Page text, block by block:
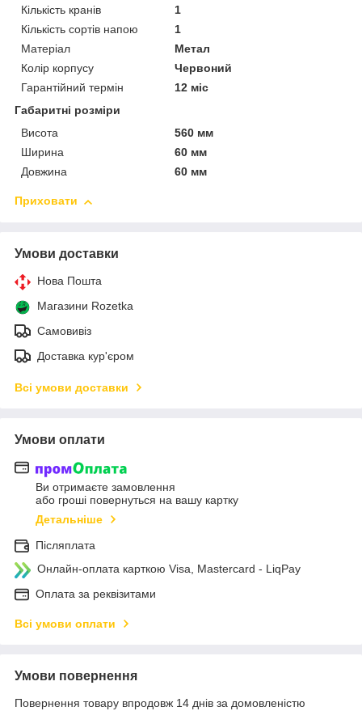
Кількість кранів
1
Кількість сортів напою
1
Матеріал
Метал
Колір корпусу
Червоний
Гарантійний термін
12 міс
Габаритні розміри
Висота
560 мм
Ширина
60 мм
Довжина
60 мм
Приховати
Умови доставки
Нова Пошта
Магазини Rozetka
Самовивіз
Доставка кур'єром
Всі умови доставки
Умови оплати
Ви отримаєте замовлення
або гроші повернуться на вашу картку
Детальніше
Післяплата
Онлайн-оплата карткою Visa, Mastercard - LiqPay
Оплата за реквізитами
Всі умови оплати
Умови повернення
Повернення товару впродовж 14 днів за домовленістю